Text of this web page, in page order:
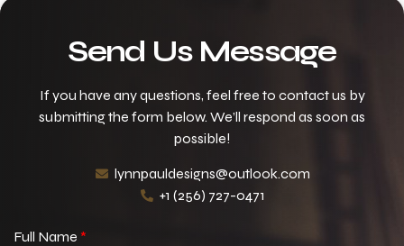
Send Us Message
If you have any questions, feel free to contact us by
submitting the form below. We’ll respond as soon as
possible!
lynnpauldesigns@outlook.com
+1 (256) 727-0471
Full Name *